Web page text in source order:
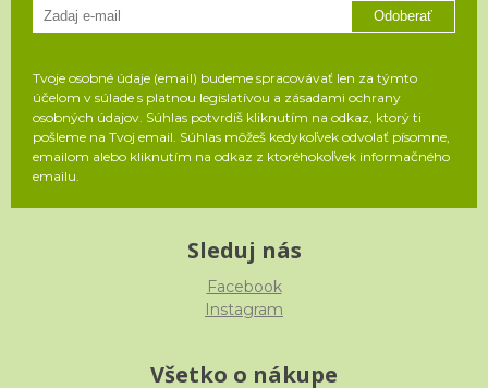
Odoberať
Tvoje osobné údaje (email) budeme spracovávať len za týmto
účelom v súlade s platnou legislatívou a zásadami ochrany
osobných údajov. Súhlas potvrdíš kliknutím na odkaz, ktorý ti
pošleme na Tvoj email. Súhlas môžeš kedykoľvek odvolať písomne,
emailom alebo kliknutím na odkaz z ktoréhokoľvek informačného
emailu.
Sleduj nás
Facebook
Instagram
Všetko o nákupe